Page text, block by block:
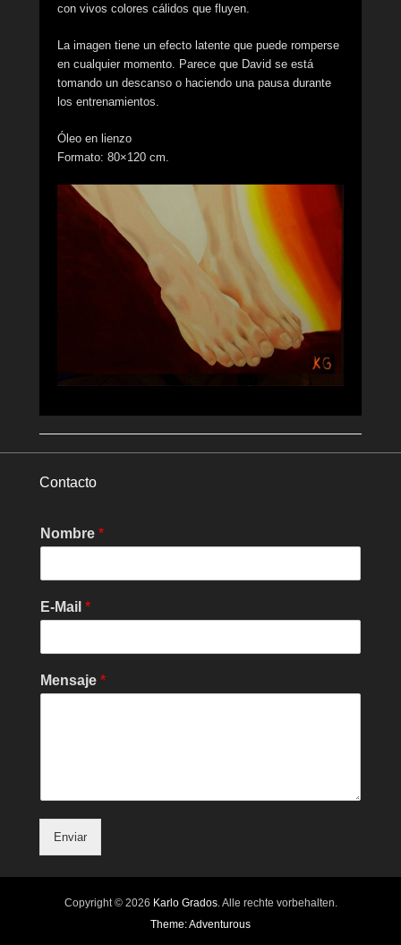
con vivos colores cálidos que fluyen.
La imagen tiene un efecto latente que puede romperse
en cualquier momento. Parece que David se está
tomando un descanso o haciendo una pausa durante
los entrenamientos.
Óleo en lienzo
Formato: 80×120 cm.
Contacto
Nombre *
E-Mail *
Mensaje *
Enviar
Copyright © 2026 Karlo Grados. Alle rechte vorbehalten.
Theme: Adventurous